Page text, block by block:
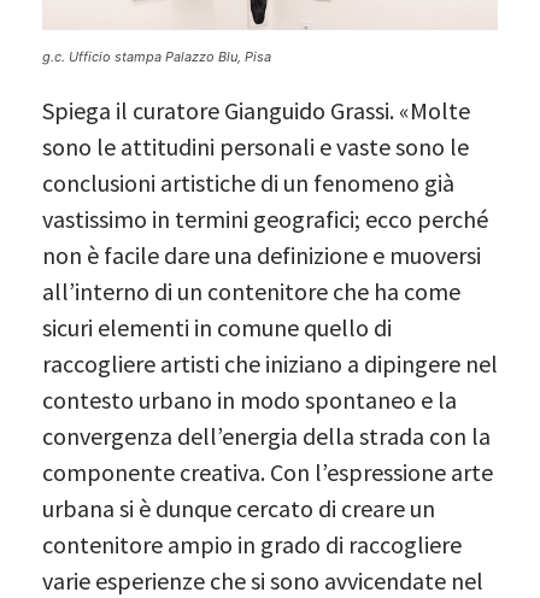
g.c. Ufficio stampa Palazzo Blu, Pisa
Spiega il curatore Gianguido Grassi. «Molte
sono le attitudini personali e vaste sono le
conclusioni artistiche di un fenomeno già
vastissimo in termini geografici; ecco perché
non è facile dare una definizione e muoversi
all’interno di un contenitore che ha come
sicuri elementi in comune quello di
raccogliere artisti che iniziano a dipingere nel
contesto urbano in modo spontaneo e la
convergenza dell’energia della strada con la
componente creativa. Con l’espressione arte
urbana si è dunque cercato di creare un
contenitore ampio in grado di raccogliere
varie esperienze che si sono avvicendate nel